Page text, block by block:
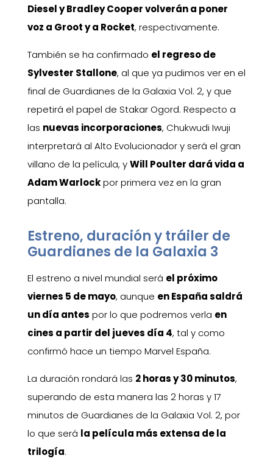
Diesel y Bradley Cooper volverán a poner
voz a Groot y a Rocket, respectivamente.
También se ha confirmado el regreso de
Sylvester Stallone, al que ya pudimos ver en el
final de Guardianes de la Galaxia Vol. 2, y que
repetirá el papel de Stakar Ogord. Respecto a
las nuevas incorporaciones, Chukwudi Iwuji
interpretará al Alto Evolucionador y será el gran
villano de la película, yWill Poulter dará vida a
Adam Warlockpor primera vez en la gran
pantalla.
Estreno, duración y tráiler de
Guardianes de la Galaxia 3
El estreno a nivel mundial será el próximo
viernes 5 de mayo, aunque en España saldrá
un día antes por lo que podremos verla en
cines a partir del jueves día 4, tal y como
confirmó hace un tiempo Marvel España.
La duración rondará las 2 horas y 30 minutos,
superando de esta manera las 2 horas y 17
minutos de Guardianes de la Galaxia Vol. 2, por
lo que será la película más extensa de la
trilogía.